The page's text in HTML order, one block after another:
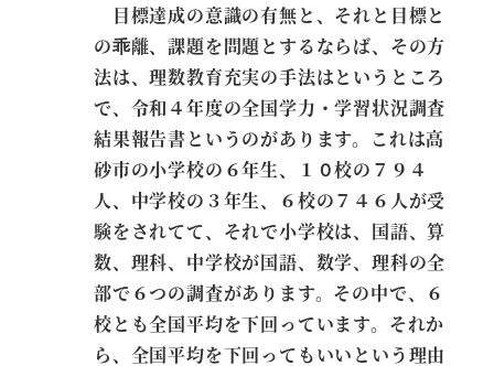
目標達成の意識の有無と、それと目標と
の乖離、課題を問題とするならば、その方
法は、理数教育充実の手法はというところ
で、令和４年度の全国学力・学習状況調査
結果報告書というのがあります。これは高
砂市の小学校の６年生、１０校の７９４
人、中学校の３年生、６校の７４６人が受
験をされてて、それで小学校は、国語、算
数、理科、中学校が国語、数学、理科の全
部で６つの調査があります。その中で、６
校とも全国平均を下回っています。それか
ら、全国平均を下回ってもいいという理由